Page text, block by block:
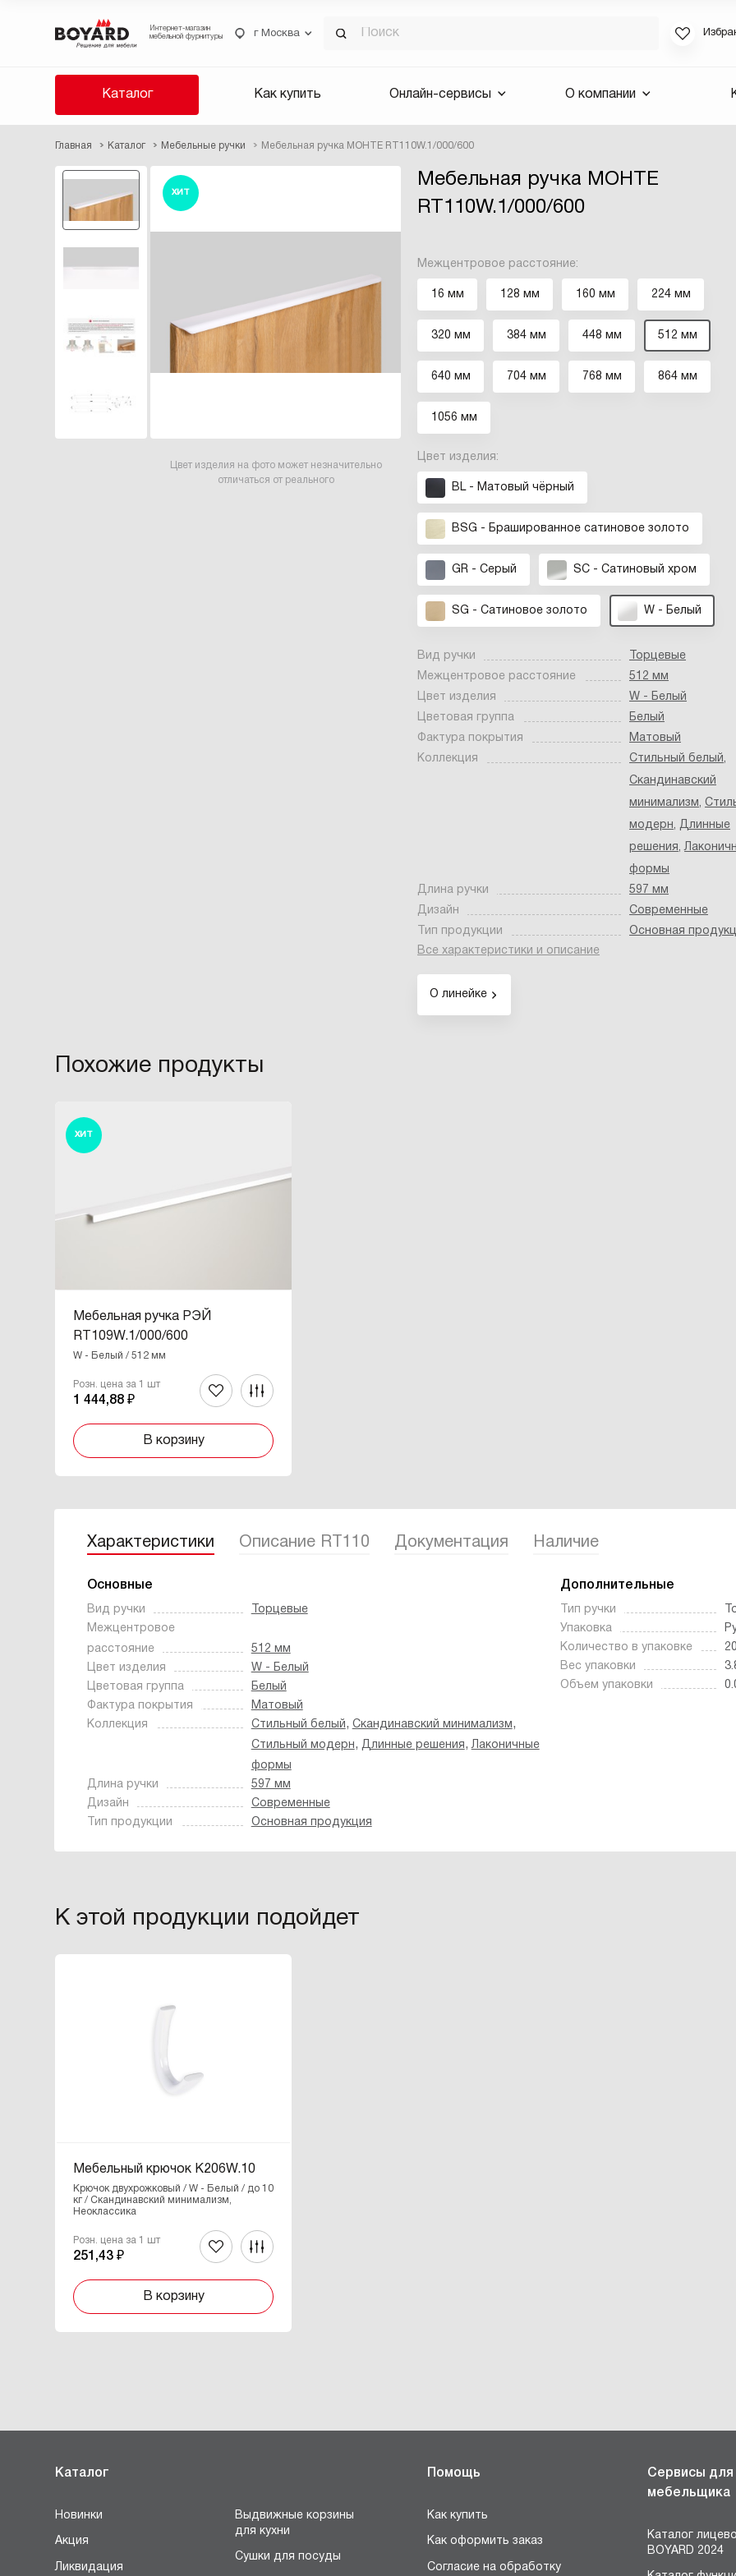
Интернет-магазин
мебельной фурнитуры
г Москва
Каталог Как купить Онлайн-сервисы О компании
Главная Каталог Мебельные ручки Мебельная ручка МОНТЕ RT110W.1/000/600
Мебельная ручка МОНТЕ
RT110W.1/000/600
ХИТ
Цвет изделия на фото может незначительно
отличаться от реального
Межцентровое расстояние:
16 мм 128 мм 160 мм 224 мм
320 мм 384 мм 448 мм 512 мм
640 мм 704 мм 768 мм 864 мм
1056 мм
Цвет изделия:
BL - Матовый чёрный
BSG - Брашированное cатиновое золото
GR - Серый SC - Сатиновый хром
SG - Сатиновое золото W - Белый
Вид ручки
Торцевые
Межцентровое расстояние
512 мм
Цвет изделия
W - Белый
Цветовая группа
Белый
Фактура покрытия
Матовый
Коллекция
Стильный белый,
Скандинавский
минимализм,
модерн, Длинные
решения,
формы
Длина ручки
597 мм
Дизайн
Современные
Тип продукции
Основная
Все характеристики и описание
О линейке
Похожие продукты
ХИТ
Мебельная ручка РЭЙ
RT109W.1/000/600
W - Белый / 512 мм
Розн. цена за 1 шт
1 444,88 ₽
В корзину
Характеристики Описание RT110 Документация Наличие
Основные
Вид ручки
Торцевые
Межцентровое
расстояние
512 мм
Цвет изделия
W - Белый
Цветовая группа
Белый
Фактура покрытия
Матовый
Коллекция
Стильный белый, Скандинавский минимализм,
Стильный модерн, Длинные решения,Лаконичные
формы
Длина ручки
597 мм
Дизайн
Современные
Тип продукции
Основная продукция
Дополнительные
Тип ручки
Упаковка
Количество в упаковке
20
Вес упаковки
Объем упаковки
К этой продукции подойдет
Мебельный крючок K206W.10
Крючок двухрожковый / W - Белый / до 10
кг / Скандинавский минимализм,
Неоклассика
Розн. цена за 1 шт
251,43 ₽
В корзину
Каталог
Новинки
Акция
Ликвидация
Выдвижные корзины
для кухни
Сушки для посуды
Помощь
Как купить
Как оформить заказ
Согласие на обработку
Сервисы для
мебельщика
Каталог
BOYARD 2024
Если вы
для смены
будут
Выслать